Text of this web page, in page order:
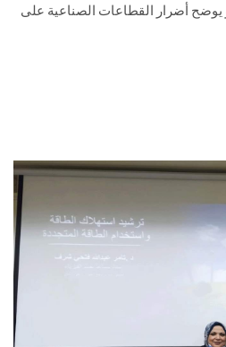
أضرار القطاعات الصناعية على